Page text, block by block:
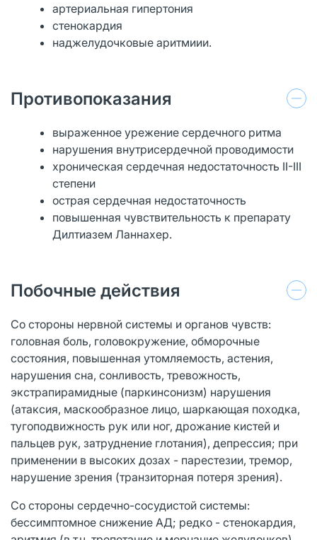
артериальная гипертония
стенокардия
наджелудочковые аритмиии.
Противопоказания
выраженное урежение сердечного ритма
нарушения внутрисердечной проводимости
хроническая сердечная недостаточность II-III
степени
острая сердечная недостаточность
повышенная чувствительность к препарату
Дилтиазем Ланнахер.
Побочные действия
Со стороны нервной системы и органов чувств:
головная боль, головокружение, обморочные
состояния, повышенная утомляемость, астения,
нарушения сна, сонливость, тревожность,
экстрапирамидные (паркинсонизм) нарушения
(атаксия, маскообразное лицо, шаркающая походка,
тугоподвижность рук или ног, дрожание кистей и
пальцев рук, затруднение глотания), депрессия; при
применении в высоких дозах - парестезии, тремор,
нарушение зрения (транзиторная потеря зрения).
Со стороны сердечно-сосудистой системы:
бессимптомное снижение АД; редко - стенокардия,